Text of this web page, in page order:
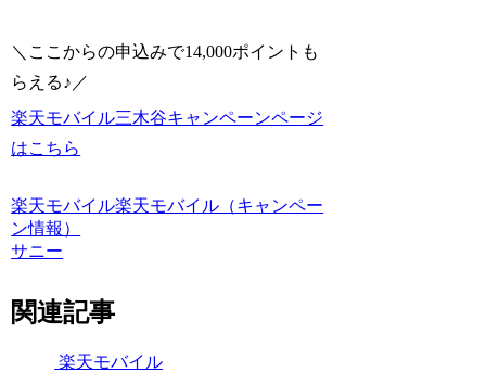
＼ここからの申込みで14,000ポイントも
らえる♪／
楽天モバイル三木谷キャンペーンページ
はこちら
楽天モバイル楽天モバイル（キャンペー
ン情報）
サニー
関連記事
楽天モバイル